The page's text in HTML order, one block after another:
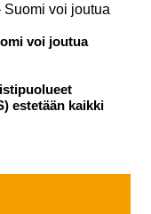
voi joutua
estetään kaikki